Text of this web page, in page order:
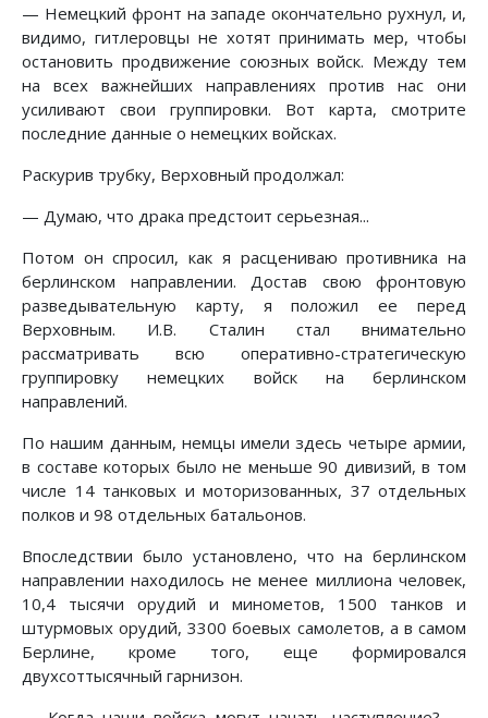
— Немецкий фронт на западе окончательно рухнул, и,
видимо, гитлеровцы не хотят принимать мер, чтобы
остановить продвижение союзных войск. Между тем
на всех важнейших направлениях против нас они
усиливают свои группировки. Вот карта, смотрите
последние данные о немецких войсках.
Раскурив трубку, Верховный продолжал:
— Думаю, что драка предстоит серьезная...
Потом он спросил, как я расцениваю противника на
берлинском направлении. Достав свою фронтовую
разведывательную карту, я положил ее перед
Верховным. И.В. Сталин стал внимательно
рассматривать всю оперативно-стратегическую
группировку немецких войск на берлинском
направлений.
По нашим данным, немцы имели здесь четыре армии,
в составе которых было не меньше 90 дивизий, в том
числе 14 танковых и моторизованных, 37 отдельных
полков и 98 отдельных батальонов.
Впоследствии было установлено, что на берлинском
направлении находилось не менее миллиона человек,
10,4 тысячи орудий и минометов, 1500 танков и
штурмовых орудий, 3300 боевых самолетов, а в самом
Берлине, кроме того, еще формировался
двухсоттысячный гарнизон.